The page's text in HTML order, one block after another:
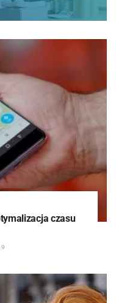
czasu